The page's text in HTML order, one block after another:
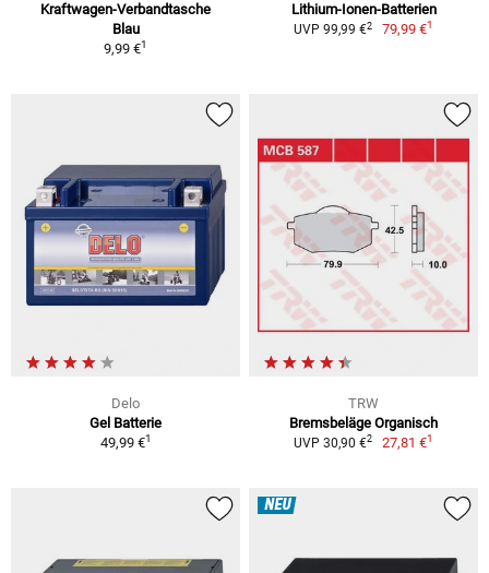
Kraftwagen-Verbandtasche
Blau
9,99 €1
Lithium-Ionen-Batterien
UVP 99,99 €2 79,99 €1
Delo
Gel Batterie
49,99 €1
TRW
Bremsbeläge Organisch
UVP 30,90 €2 27,81 €1
NEU